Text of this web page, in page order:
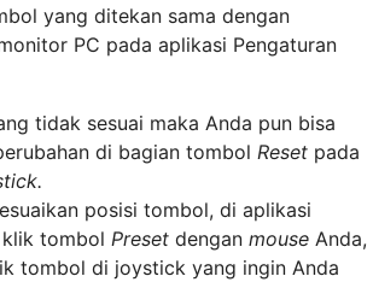
yang ditekan sama dengan
PC pada aplikasi Pengaturan
tidak sesuai maka Anda pun bisa
di bagian tombol Resetpada
posisi tombol, di aplikasi
tombol Presetdengan mouseAnda,
tombol di joystick yang ingin Anda